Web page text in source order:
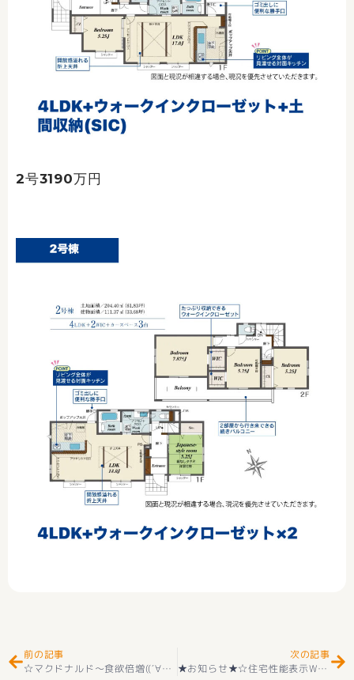
2号3190万円
前の記事
☆マクドナルド～食欲倍増((´∀｀))☆
次の記事
★お知らせ★☆住宅性能表示W取得☆ 新築一戸建て 甲斐市万才 全3棟 2階建 4ＬＤＫ ＋カースペース３台 外構付き 耐震等級３＋長期優良住宅取得